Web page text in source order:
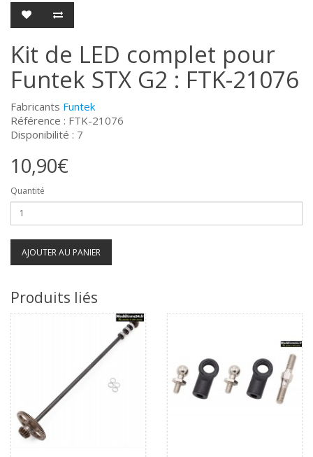
Kit de LED complet pour
Funtek STX G2 : FTK-21076
Fabricants Funtek
Référence : FTK-21076
Disponibilité : 7
10,90€
Quantité
AJOUTER AU PANIER
Produits liés